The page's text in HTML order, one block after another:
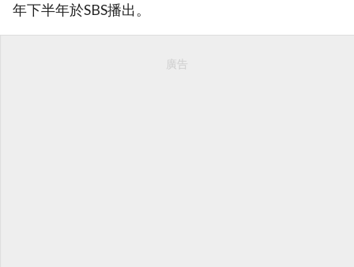
年下半年於SBS播出。
廣告